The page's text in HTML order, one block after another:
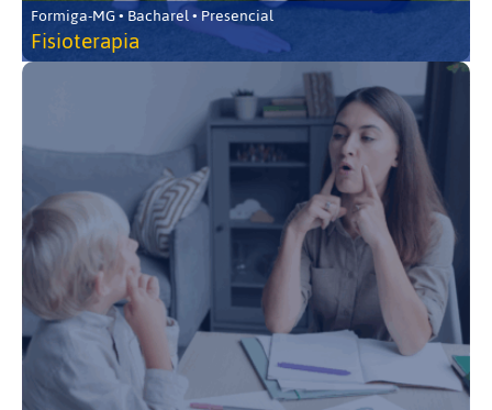
Formiga-MG • Bacharel • Presencial
Fisioterapia